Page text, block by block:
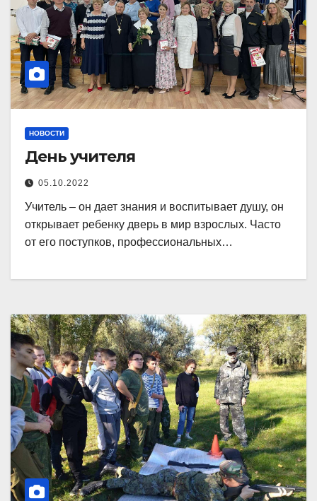
НОВОСТИ
День учителя
05.10.2022
Учитель – он дает знания и воспитывает душу, он
открывает ребенку дверь в мир взрослых. Часто
от его поступков, профессиональных…